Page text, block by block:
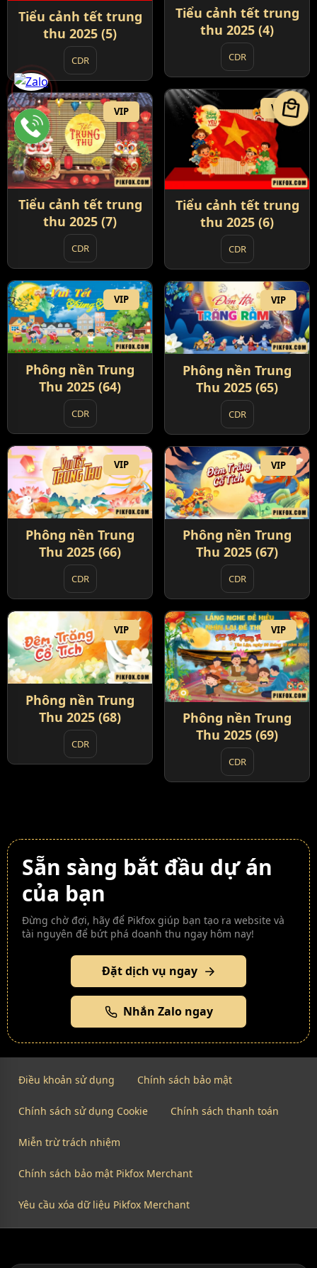
Tiểu cảnh tết trung
thu 2025 (4)
CDR
Tiểu cảnh tết trung
thu 2025 (5)
CDR
VIP
Tiểu cảnh tết trung
thu 2025 (6)
CDR
VIP
Tiểu cảnh tết trung
thu 2025 (7)
CDR
VIP
Phông nền Trung
Thu 2025 (64)
CDR
VIP
Phông nền Trung
Thu 2025 (65)
CDR
VIP
Phông nền Trung
Thu 2025 (66)
CDR
VIP
Phông nền Trung
Thu 2025 (67)
CDR
VIP
Phông nền Trung
Thu 2025 (68)
CDR
VIP
Phông nền Trung
Thu 2025 (69)
CDR
Sẵn sàng bắt đầu dự án
của bạn
Đừng chờ đợi, hãy để Pikfox giúp bạn tạo ra website và
tài nguyên để bứt phá doanh thu ngay hôm nay!
Đặt dịch vụ ngay
Nhắn Zalo ngay
Điều khoản sử dụng Chính sách bảo mật
Chính sách sử dụng Cookie Chính sách thanh toán
Miễn trừ trách nhiệm
Chính sách bảo mật Pikfox Merchant
Yêu cầu xóa dữ liệu Pikfox Merchant
local_mall